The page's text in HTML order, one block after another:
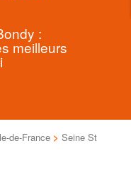
:
meilleurs
de-France > Seine St